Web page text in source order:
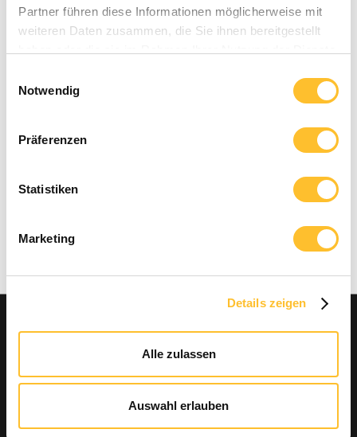
Partner führen diese Informationen möglicherweise mit
weiteren Daten zusammen, die Sie ihnen bereitgestellt
Notwendig
Präferenzen
Statistiken
Marketing
Details zeigen
Alle zulassen
Auswahl erlauben
Sinnvoll Bauen, Wohnen, Leben